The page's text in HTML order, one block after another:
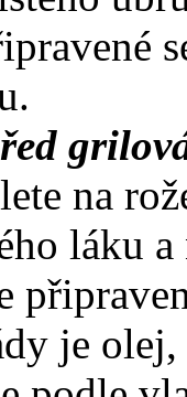
na
láku a
je